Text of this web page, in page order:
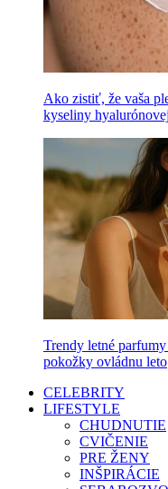
Ako zistiť, že vaša
kyseliny
Trendy letné
pokožky ovládnu leto
CELEBRITY
LIFESTYLE
CHUDNUTIE
CVIČENIE
PRE ŽENY
INŠPIRÁCIE